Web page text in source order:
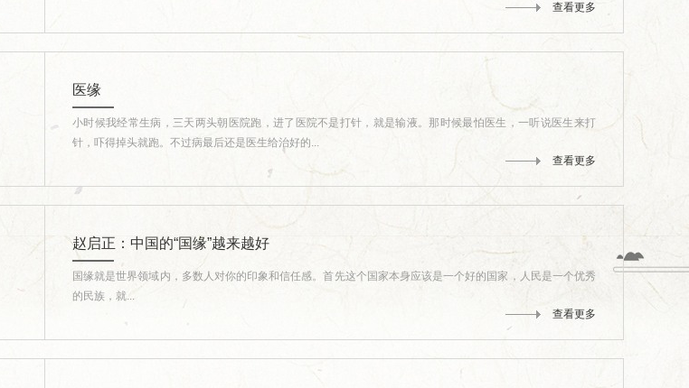
查看更多
医缘
小时候我经常生病，三天两头朝医院跑，进了医院不是打针，就是输液。那时候最怕医生，一听说医生来打
针，吓得掉头就跑。不过病最后还是医生给治好的...
查看更多
赵启正：中国的“国缘”越来越好
国缘就是世界领域内，多数人对你的印象和信任感。首先这个国家本身应该是一个好的国家，人民是一个优秀
的民族，就...
查看更多